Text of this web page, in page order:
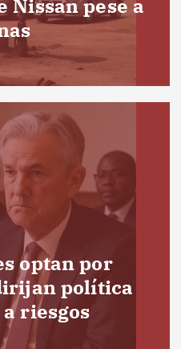
Nissan pese a
optan por
política
riesgos